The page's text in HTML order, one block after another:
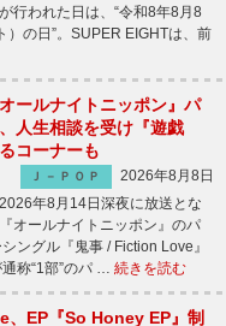
行われた日は、“令和8年8月8
）の日”。SUPER EIGHTは、前
ールナイトニッポン』パ
人生相談を受け『遊戯
コーナーも
Ｊ－ＰＯＰ
2026年8月8日
年8月14日深夜に放送とな
オールナイトニッポン』のパ
グル『鬼事 / Fiction Love』
称“1部”のパ … 続きを読む
EP『So Honey EP』制